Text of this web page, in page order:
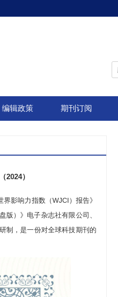
编辑政策 期刊订阅
2024）
界影响力指数（WJCI）报告》
）》电子杂志社有限公司、
制，是一份对全球科技期刊的